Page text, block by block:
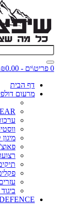
0 פריט\ים - ₪0.00
דף הבית
מרעום